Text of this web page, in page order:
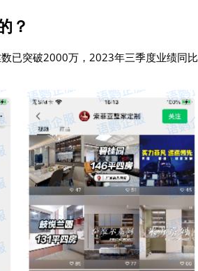
？
已突破2000万，2023年三季度业绩同比